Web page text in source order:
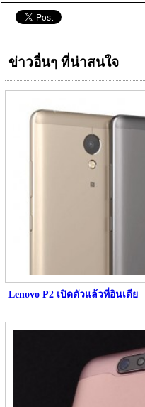
ข่าวอื่นๆ ที่น่าสนใจ
Lenovo P2 เปิดตัวแล้วที่อินเดีย